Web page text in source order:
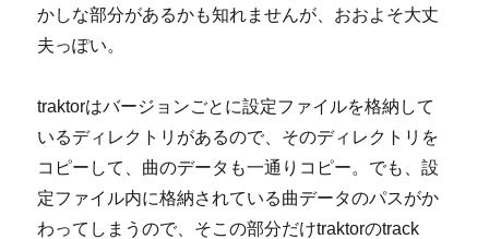
かしな部分があるかも知れませんが、おおよそ大丈
夫っぽい。
traktorはバージョンごとに設定ファイルを格納して
いるディレクトリがあるので、そのディレクトリを
コピーして、曲のデータも一通りコピー。でも、設
定ファイル内に格納されている曲データのパスがか
わってしまうので、そこの部分だけtraktorのtrack